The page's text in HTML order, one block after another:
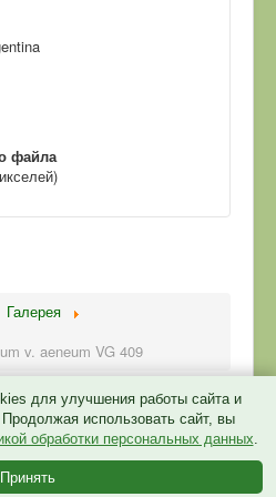
для улучшения работы сайта и
Продолжая использовать сайт, вы
обработки персональных данных.
Принять
файла
Галерея
v. aeneum VG 409